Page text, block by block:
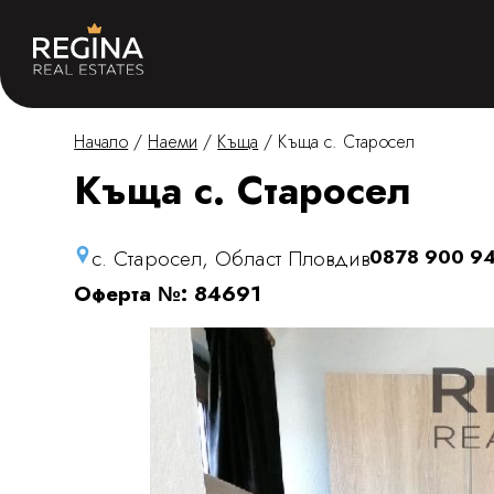
Начало / Наеми / Къща / Къща с. Старосел
Къща с. Старосел
с. Старосел, Област Пловдив0878 900
Оферта №: 84691